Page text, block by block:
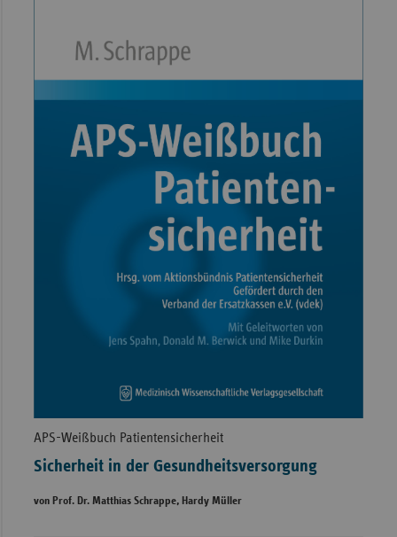
APS-Weißbuch Patientensicherheit
Sicherheit in der Gesundheitsversorgung
von Prof. Dr. Matthias Schrappe, Hardy Müller